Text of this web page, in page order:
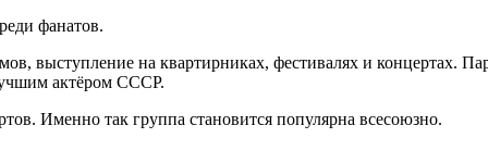
фанатов.
выступление на квартирниках, фестивалях и концертах.
актёром СССР.
Именно так группа становится популярна всесоюзно.